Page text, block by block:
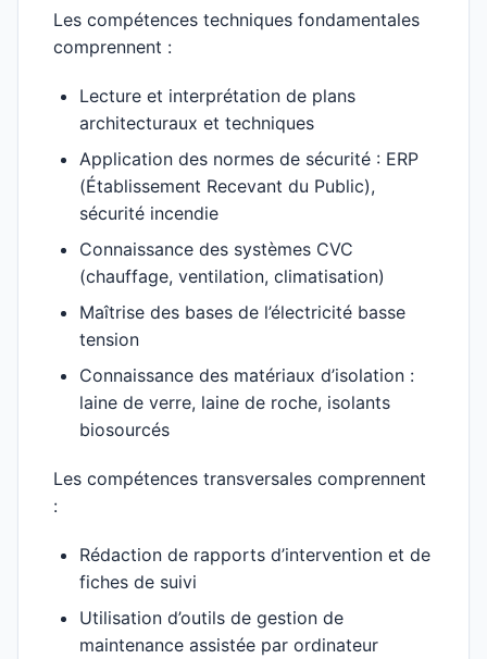
Les compétences techniques fondamentales
comprennent :
Lecture et interprétation de plans
architecturaux et techniques
Application des normes de sécurité : ERP
(Établissement Recevant du Public),
sécurité incendie
Connaissance des systèmes CVC
(chauffage, ventilation, climatisation)
Maîtrise des bases de l’électricité basse
tension
Connaissance des matériaux d’isolation :
laine de verre, laine de roche, isolants
biosourcés
Les compétences transversales comprennent
:
Rédaction de rapports d’intervention et de
fiches de suivi
Utilisation d’outils de gestion de
maintenance assistée par ordinateur